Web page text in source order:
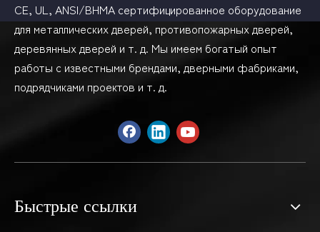
CE, UL, ANSI/BHMA сертифицированное оборудование
для металлических дверей, противопожарных дверей,
деревянных дверей и т. д. Мы имеем богатый опыт
работы с известными брендами, дверными фабриками,
подрядчиками проектов и т. д.
Быстрые ссылки